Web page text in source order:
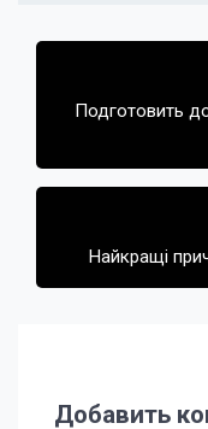
Навигация
записямПодготовить
Найкращі
Добавить